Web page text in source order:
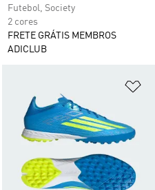
Futebol, Society
2 cores
FRETE GRÁTIS MEMBROS
ADICLUB